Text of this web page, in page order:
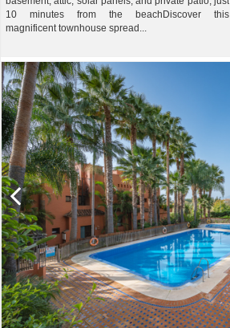
10 minutes from the beachDiscover this
magnificent townhouse spread...